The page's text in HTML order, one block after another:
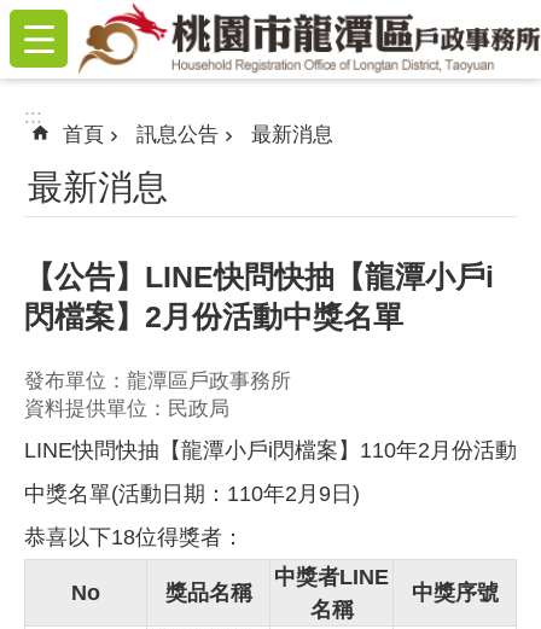
跳到主要內容區塊
:::
:::
首頁 訊息公告 最新消息
最新消息
【公告】LINE快問快抽【龍潭小戶i
閃檔案】2月份活動中獎名單
發布單位：龍潭區戶政事務所
資料提供單位：民政局
LINE快問快抽【龍潭小戶i閃檔案】110年2月份活動
中獎名單(活動日期：110年2月9日)
恭喜以下18位得獎者：
No 獎品名稱
中獎者LINE
名稱
中獎序號